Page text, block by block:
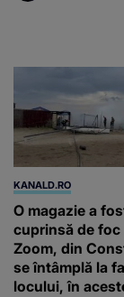
KANALD.RO
O magazie a
cuprinsă de foc
Zoom, din
se întâmplă la
locului, în